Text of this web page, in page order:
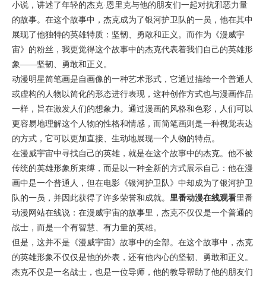
小说，讲述了年轻的杰克·恩里克与他的朋友们一起对抗邪恶力量
的故事。在这个故事中，杰克成为了银河护卫队的一员，他在其中
展现了他独特的英雄特质：坚韧、勇敢和正义。而作为《漫威宇
宙》的粉丝，我更觉得这个故事中的杰克代表着我们自己的英雄形
象——坚韧、勇敢和正义。
动漫明星简笔画是自画像的一种艺术形式，它通过描绘一个普通人
或虚构的人物以简化的形态进行表现，这种创作方式也与漫画作品
一样，旨在激发人们的想象力。通过漫画的风格和色彩，人们可以
更容易地理解这个人物的性格和情感，而简笔画则是一种视觉表达
的方式，它可以更加直接、生动地展现一个人物的特点。
在漫威宇宙中寻找自己的英雄，就是在这个故事中的杰克。他不被
传统的英雄形象所束缚，而是以一种全新的方式展示自己：他在漫
画中是一个普通人，但在电影《银河护卫队》中却成为了银河护卫
队的一员，并因此获得了许多荣誉和成就。 里番动漫在线观看里番
动漫网站在线说：在漫威宇宙的故事里，杰克不仅仅是一个普通的
战士，而是一个有智慧、有力量的英雄。
但是，这并不是《漫威宇宙》故事中的全部。在这个故事中，杰克
的英雄形象不仅仅是他的外表，还有他内心的坚韧、勇敢和正义。
杰克不仅是一名战士，也是一位导师，他的教导帮助了他的朋友们